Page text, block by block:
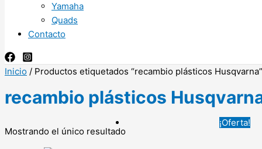
Yamaha
Quads
Contacto
Inicio / Productos etiquetados “recambio plásticos Husqvarna”
recambio plásticos
Mostrando el único resultado
¡Oferta!